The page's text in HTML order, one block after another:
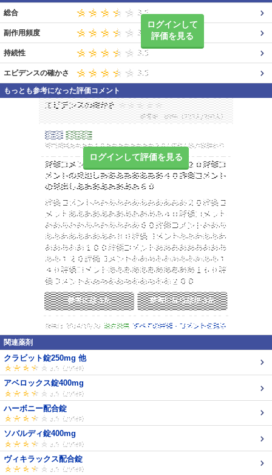
ログインして
評価を見る
総合
副作用頻度
持続性
エビデンスの確かさ
もっとも参考になった評価コメント
ログインして評価を見る
関連薬剤
クラビット錠250mg 他
アベロックス錠400mg
ハーボニー配合錠
ソバルディ錠400mg
ヴィキラックス配合錠